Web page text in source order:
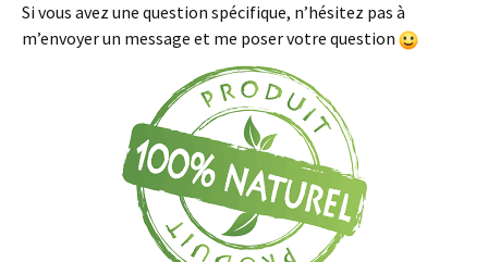
Si vous avez une question spécifique, n’hésitez pas à
m’envoyer un message et me poser votre question